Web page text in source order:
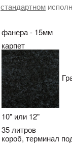
стандартном
фанера - 15мм
карпет
10" или 12"
35 литров
короб, терминал